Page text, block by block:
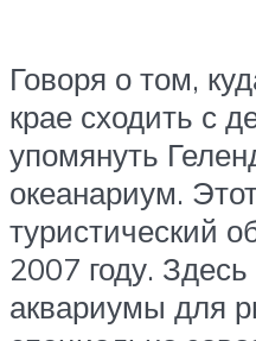
Говоря о том,
крае сходить с
упомянуть
океанариум.
туристический
2007 году.
аквариумы для